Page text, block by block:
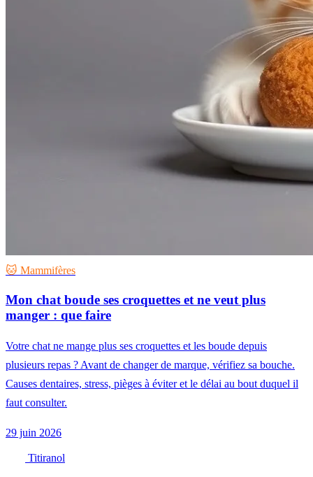
🐱 Mammifères
Mon chat boude ses croquettes et ne veut plus
manger : que faire
Votre chat ne mange plus ses croquettes et les boude depuis
plusieurs repas ? Avant de changer de marque, vérifiez sa bouche.
Causes dentaires, stress, pièges à éviter et le délai au bout duquel il
faut consulter.
29 juin 2026
Titiranol